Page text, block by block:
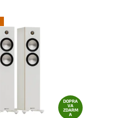
DOPRA
VA
ZDARM
A